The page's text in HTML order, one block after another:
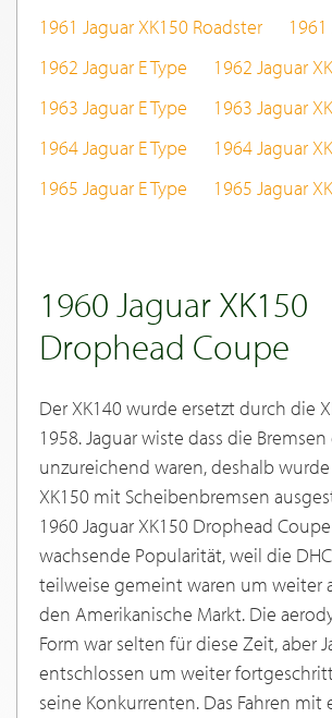
1961 Jaguar XK150 Roadster
1961
1962 Jaguar E Type
1962 Jaguar
1963 Jaguar E Type
1963 Jaguar
1964 Jaguar E Type
1964 Jaguar
1965 Jaguar E Type
1965 Jaguar
1960 Jaguar XK150
Drophead Coupe
Der XK140 wurde ersetzt durch die
1958. Jaguar wiste dass die Bremsen
unzureichend waren, deshalb
XK150 mit Scheibenbremsen
1960 Jaguar XK150 Drophead
wachsende Popularität, weil die
teilweise gemeint waren um weiter
den Amerikanische Markt. Die
Form war selten für diese Zeit, aber
entschlossen um weiter
seine Konkurrenten. Das Fahren mit